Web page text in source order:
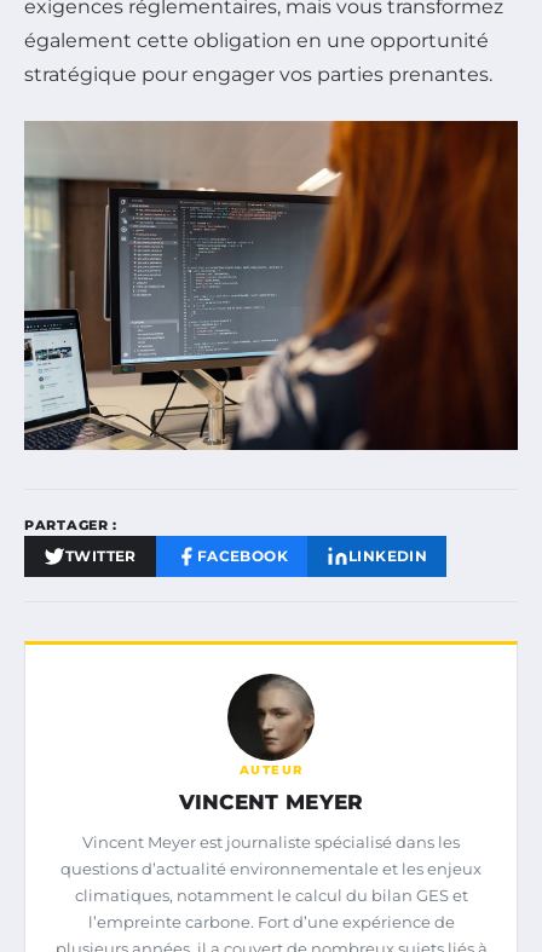
exigences réglementaires, mais vous transformez
également cette obligation en une opportunité
stratégique pour engager vos parties prenantes.
PARTAGER :
TWITTER FACEBOOK LINKEDIN
AUTEUR
VINCENT MEYER
Vincent Meyer est journaliste spécialisé dans les
questions d’actualité environnementale et les enjeux
climatiques, notamment le calcul du bilan GES et
l’empreinte carbone. Fort d’une expérience de